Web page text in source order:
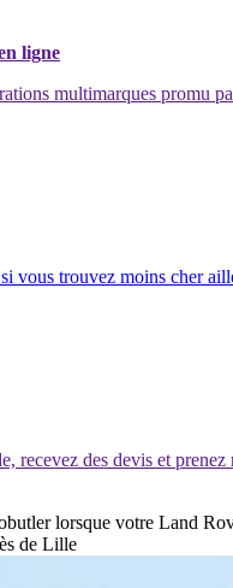
ligne
multimarques promu
vous trouvez moins cher
recevez des devis et prenez
lorsque votre Land
de Lille